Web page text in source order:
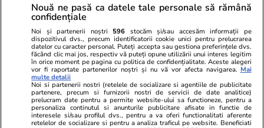
Lifestyle 04 aug.
Cum se scrie corect: bineînțeles
sau bine înțeles
Nouă ne pasă ca datele tale personale să rămână
confidențiale
Noi și partenerii noștri 596 stocăm și/sau accesăm informații pe
dispozitivul dvs., precum identificatorii cookie unici pentru prelucrarea
datelor cu caracter personal. Puteți accepta sau gestiona preferințele dvs.
făcând clic mai jos, respectiv vă puteți opune utilizării unui interes legitim
în orice moment pe pagina cu politica de confidențialitate. Aceste alegeri
vor fi raportate partenerilor noștri și nu vă vor afecta navigarea. Mai
multe detalii
Noi si partenerii nostri (retelele de socializare si agentiile de publicitate
partenere, precum si furnizorii nostri de servicii de date analitice)
prelucram date pentru a permite website-ului sa functioneze, pentru a
personaliza continutul si anunturile publicitare afisate in functie de
interesele si/sau profilul dvs., pentru a va oferi functionalitati aferente
retelelor de socializare si pentru a analiza traficul pe website. Beneficiati